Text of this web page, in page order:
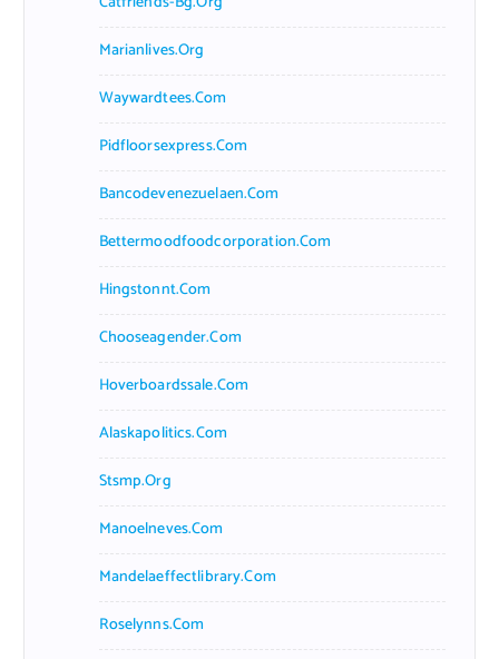
Marianlives.org
Waywardtees.com
Pidfloorsexpress.com
Bancodevenezuelaen.com
Bettermoodfoodcorporation.com
Hingstonnt.com
Chooseagender.com
Hoverboardssale.com
Alaskapolitics.com
Stsmp.org
Manoelneves.com
Mandelaeffectlibrary.com
Roselynns.com